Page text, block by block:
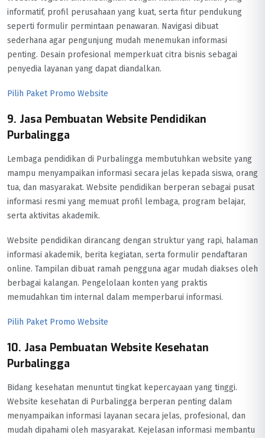
informatif, profil perusahaan yang kuat, serta fitur pendukung
seperti formulir permintaan penawaran. Navigasi dibuat
sederhana agar pengunjung mudah menemukan informasi
penting. Desain profesional memperkuat citra bisnis sebagai
penyedia layanan yang dapat diandalkan.
Pilih Paket Promo Website
9. Jasa Pembuatan Website Pendidikan
Purbalingga
Lembaga pendidikan di Purbalingga membutuhkan website yang
mampu menyampaikan informasi secara jelas kepada siswa, orang
tua, dan masyarakat. Website pendidikan berperan sebagai pusat
informasi resmi yang memuat profil lembaga, program belajar,
serta aktivitas akademik.
Website pendidikan dirancang dengan struktur yang rapi, halaman
informasi akademik, berita kegiatan, serta formulir pendaftaran
online. Tampilan dibuat ramah pengguna agar mudah diakses oleh
berbagai kalangan. Pengelolaan konten yang praktis
memudahkan tim internal dalam memperbarui informasi.
Pilih Paket Promo Website
10. Jasa Pembuatan Website Kesehatan
Purbalingga
Bidang kesehatan menuntut tingkat kepercayaan yang tinggi.
Website kesehatan di Purbalingga berperan penting dalam
menyampaikan informasi layanan secara jelas, profesional, dan
mudah dipahami oleh masyarakat. Kejelasan informasi membantu